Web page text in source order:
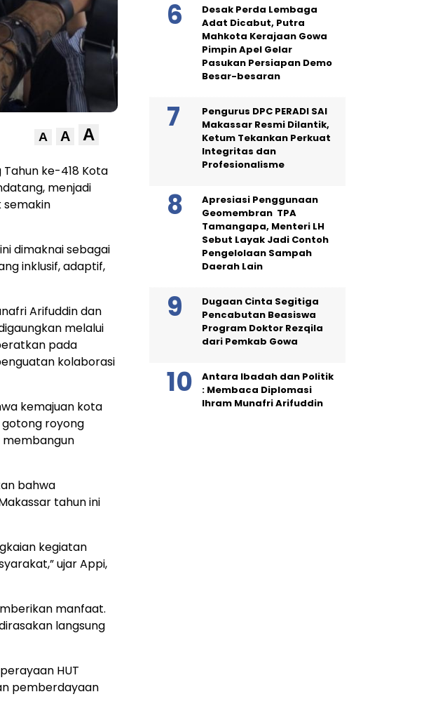
A A A
ke-418 Kota
menjadi
dimaknai sebagai
inklusif, adaptif,
Arifuddin dan
melalui
pada
kolaborasi
kemajuan kota
royong
membangun
bahwa
tahun ini
kegiatan
ujar Appi,
manfaat.
langsung
HUT
pemberdayaan
Desak Perda Lembaga
Adat Dicabut, Putra
Mahkota Kerajaan Gowa
Pimpin Apel Gelar
Pasukan Persiapan Demo
Besar-besaran
Pengurus DPC PERADI SAI
Makassar Resmi Dilantik,
Ketum Tekankan Perkuat
Integritas dan
Profesionalisme
Apresiasi Penggunaan
Geomembran TPA
Tamangapa, Menteri LH
Sebut Layak Jadi Contoh
Pengelolaan Sampah
Daerah Lain
Dugaan Cinta Segitiga
Pencabutan Beasiswa
Program Doktor Rezqila
dari Pemkab Gowa
Antara Ibadah dan Politik
: Membaca Diplomasi
Ihram Munafri Arifuddin